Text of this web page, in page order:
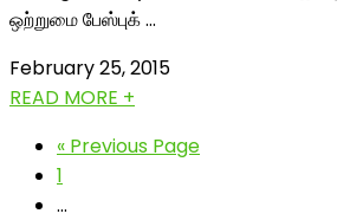
ஒற்றுமை பேஸ்புக் ...
February 25, 2015
READ MORE +
« Previous Page
1
…